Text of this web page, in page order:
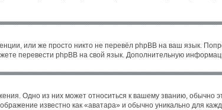
или же просто никто не перевёл phpBB на ваш язык.
перевести phpBB на свой язык. Дополнительную
Одно из них может относиться к вашему званию, обычно
известно как «аватара» и обычно уникально для